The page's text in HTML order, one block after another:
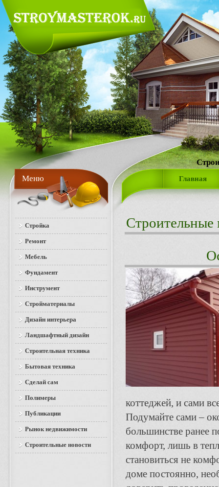
Главная
Строительные
коттеджей, и сами
Подумайте сами –
большинстве ранее
комфорт, лишь в
становиться не
доме постоянно,
Меню
Стройка
Ремонт
Мебель
Фундамент
Инструмент
Стройматериалы
Дизайн интерьера
Ландшафтный дизайн
Строительная техника
Бытовая техника
Сделай сам
Полимеры
Публикации
Рынок недвижимости
Строительные новости